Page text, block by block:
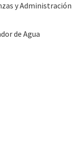
y Administración
de Agua